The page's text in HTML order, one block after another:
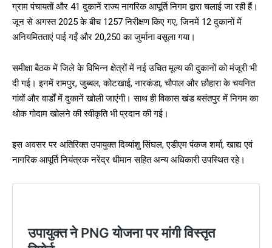
ग्राम पंचायतों और 41 दुकानें राज्य नागरिक आपूर्ति निगम द्वारा चलाई जा रही हैं।
जून से अगस्त 2025 के बीच 1257 निरीक्षण किए गए, जिनमें 12 दुकानों में
अनियमितताएं पाई गईं और ₹20,250 का जुर्माना वसूला गया।
समीक्षा बैठक में जिले के विभिन्न क्षेत्रों में नई उचित मूल्य की दुकानों को मंजूरी भी
दी गई। इनमें रामपुर, जुब्बल, कोटखाई, नारकंडा, चौपाल और छौहारा के चयनित
गांवों और वार्डों में दुकानें खोली जाएंगी। साथ ही विकास खंड बसंतपुर में निगम का
थोक गोदाम खोलने की स्वीकृति भी प्रदान की गई।
इस अवसर पर अतिरिक्त उपायुक्त दिव्यांशु सिंघल, एडीएम पंकज शर्मा, खाद्य एवं
नागरिक आपूर्ति नियंत्रक नरेंद्र धीमान सहित अन्य अधिकारी उपस्थित रहे।